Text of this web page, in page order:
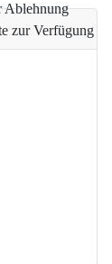
Ablehnung
zur Verfügung